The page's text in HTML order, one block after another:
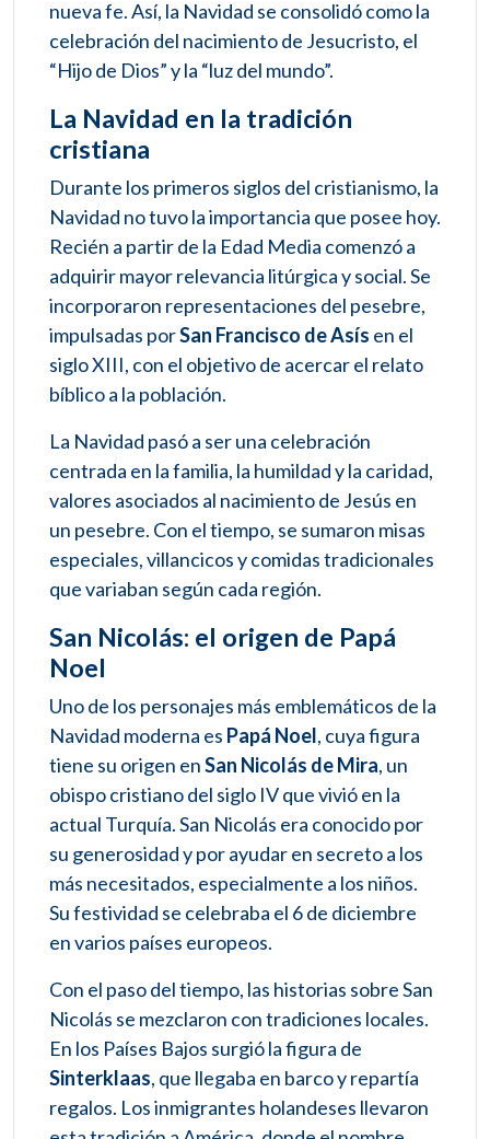
nueva fe. Así, la Navidad se consolidó como la
celebración del nacimiento de Jesucristo, el
“Hijo de Dios” y la “luz del mundo”.
La Navidad en la tradición
cristiana
Durante los primeros siglos del cristianismo, la
Navidad no tuvo la importancia que posee hoy.
Recién a partir de la Edad Media comenzó a
adquirir mayor relevancia litúrgica y social. Se
incorporaron representaciones del pesebre,
impulsadas porSan Francisco de Asís en el
siglo XIII, con el objetivo de acercar el relato
bíblico a la población.
La Navidad pasó a ser una celebración
centrada en la familia, la humildad y la caridad,
valores asociados al nacimiento de Jesús en
un pesebre. Con el tiempo, se sumaron misas
especiales, villancicos y comidas tradicionales
que variaban según cada región.
San Nicolás: el origen de Papá
Noel
Uno de los personajes más emblemáticos de la
Navidad moderna es Papá Noel, cuya figura
tiene su origen enSan Nicolás de Mira, un
obispo cristiano del siglo IV que vivió en la
actual Turquía. San Nicolás era conocido por
su generosidad y por ayudar en secreto a los
más necesitados, especialmente a los niños.
Su festividad se celebraba el 6 de diciembre
en varios países europeos.
Con el paso del tiempo, las historias sobre San
Nicolás se mezclaron con tradiciones locales.
En los Países Bajos surgió la figura de
Sinterklaas, que llegaba en barco y repartía
regalos. Los inmigrantes holandeses llevaron